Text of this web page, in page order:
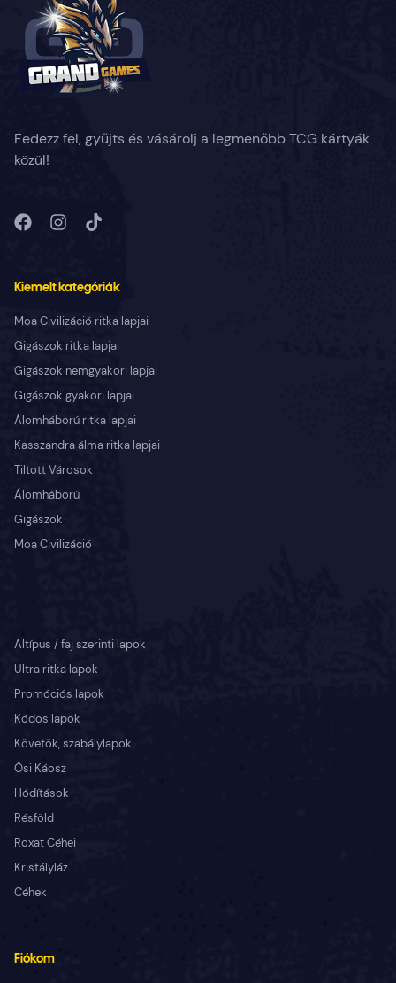
Fedezz fel, gyűjts és vásárolj a legmenőbb TCG kártyák
közül!
Kiemelt kategóriák
Moa Civilizáció ritka lapjai
Gigászok ritka lapjai
Gigászok nemgyakori lapjai
Gigászok gyakori lapjai
Álomháború ritka lapjai
Kasszandra álma ritka lapjai
Tiltott Városok
Álomháború
Gigászok
Moa Civilizáció
Altípus / faj szerinti lapok
Ultra ritka lapok
Promóciós lapok
Kódos lapok
Követők, szabálylapok
Ősi Káosz
Hódítások
Résföld
Roxat Céhei
Kristályláz
Céhek
Fiókom